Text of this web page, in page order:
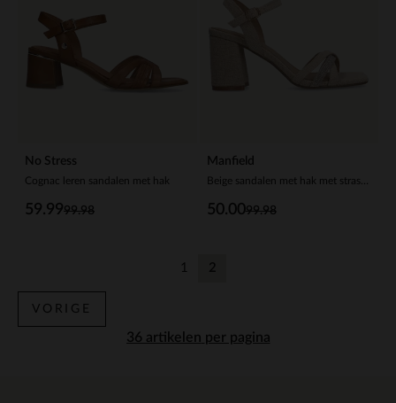
No Stress
Cognac leren sandalen met hak
99.98
59.99
Manfield
99.98
50.00
per pagina
VORIGE
1 2